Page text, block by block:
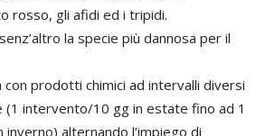
rosso, gli afidi ed i tripidi.
la specie più dannosa per il
prodotti chimici ad intervalli diversi
(1 intervento/10 gg in estate fino ad 1
alternando l’impiego di